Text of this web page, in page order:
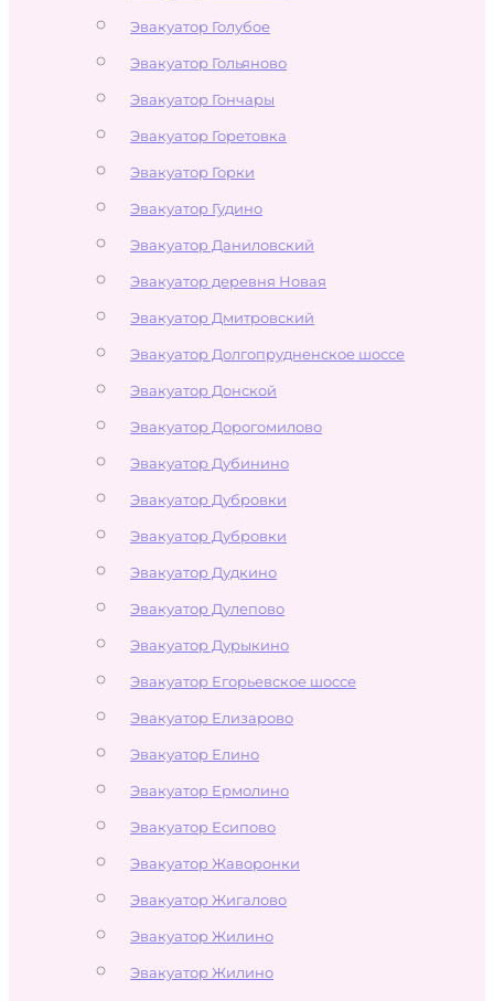
Эвакуатор Голубое
Эвакуатор Гольяново
Эвакуатор Гончары
Эвакуатор Горетовка
Эвакуатор Горки
Эвакуатор Гудино
Эвакуатор Даниловский
Эвакуатор деревня Новая
Эвакуатор Дмитровский
Эвакуатор Долгопрудненское шоссе
Эвакуатор Донской
Эвакуатор Дорогомилово
Эвакуатор Дубинино
Эвакуатор Дубровки
Эвакуатор Дубровки
Эвакуатор Дудкино
Эвакуатор Дулепово
Эвакуатор Дурыкино
Эвакуатор Егорьевское шоссе
Эвакуатор Елизарово
Эвакуатор Елино
Эвакуатор Ермолино
Эвакуатор Есипово
Эвакуатор Жаворонки
Эвакуатор Жигалово
Эвакуатор Жилино
Эвакуатор Жилино